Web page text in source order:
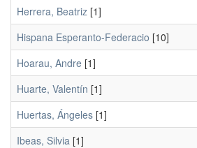
Herrera, Beatriz [1]
Hispana Esperanto-Federacio [10]
Hoarau, Andre [1]
Huarte, Valentín [1]
Huertas, Ángeles [1]
Ibeas, Silvia [1]